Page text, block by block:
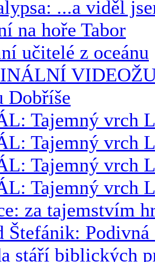
...a viděl
na hoře Tabor
učitelé z oceánu
Dobříše
Tajemný vrch
Tajemný vrch
Tajemný vrch
Tajemný vrch
za tajemstvím
Štefánik:
stáří biblických